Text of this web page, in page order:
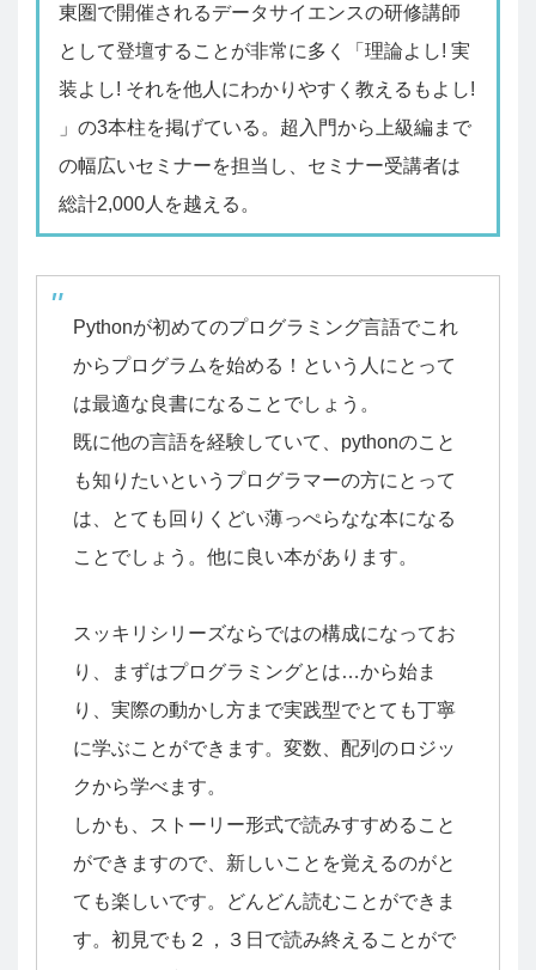
東圏で開催されるデータサイエンスの研修講師
として登壇することが非常に多く「理論よし! 実
装よし! それを他人にわかりやすく教えるもよし!
」の3本柱を掲げている。超入門から上級編まで
の幅広いセミナーを担当し、セミナー受講者は
総計2,000人を越える。
Pythonが初めてのプログラミング言語でこれ
からプログラムを始める！という人にとって
は最適な良書になることでしょう。
既に他の言語を経験していて、pythonのこと
も知りたいというプログラマーの方にとって
は、とても回りくどい薄っぺらなな本になる
ことでしょう。他に良い本があります。
スッキリシリーズならではの構成になってお
り、まずはプログラミングとは…から始ま
り、実際の動かし方まで実践型でとても丁寧
に学ぶことができます。変数、配列のロジッ
クから学べます。
しかも、ストーリー形式で読みすすめること
ができますので、新しいことを覚えるのがと
ても楽しいです。どんどん読むことができま
す。初見でも２，３日で読み終えることがで